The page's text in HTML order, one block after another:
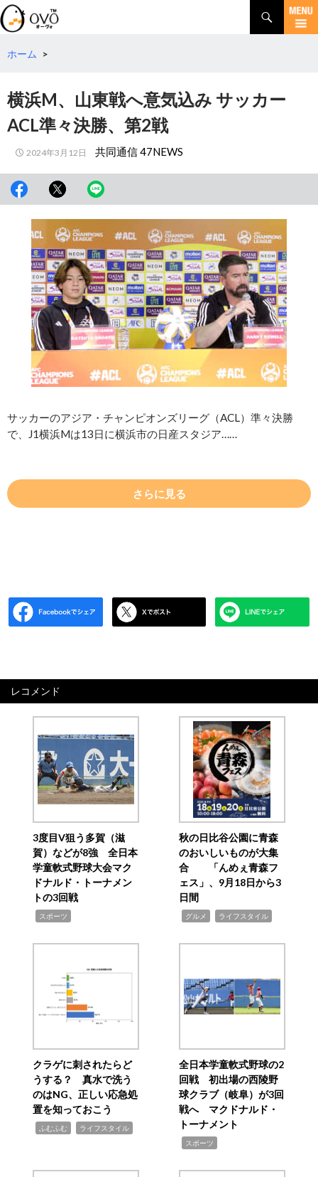
検
索
コ
テ
へ
動
ホーム >
横浜M、山東戦へ意気込み サッカー
ACL準々決勝、第2戦
2024年3月12日 共同通信 47NEWS
サッカーのアジア・チャンピオンズリーグ（ACL）準々決勝
で、J1横浜Mは13日に横浜市の日産スタジア……
さらに見る
レコメンド
3度目V狙う多賀（滋
賀）などが8強 全日本
学童軟式野球大会マク
ドナルド・トーナメン
トの3回戦
スポーツ
秋の日比谷公園に青森
のおいしいものが大集
合 「んめぇ青森フ
ェス」、9月18日から3
日間
グルメ ライフスタイル
クラゲに刺されたらど
うする？ 真水で洗う
のはNG、正しい応急処
置を知っておこう
ふむふむ ライフスタイル
全日本学童軟式野球の2
回戦 初出場の西陵野
球クラブ（岐阜）が3回
戦へ マクドナルド・
トーナメント
スポーツ